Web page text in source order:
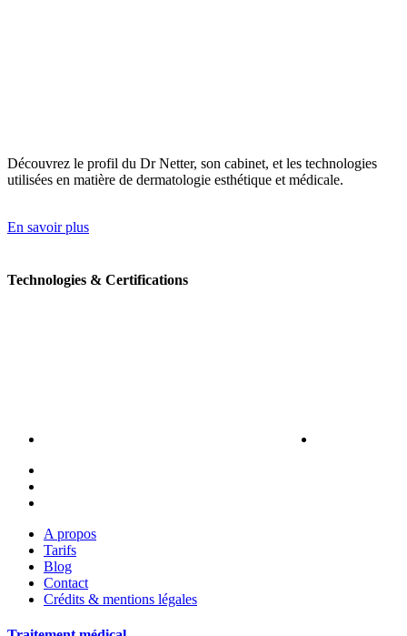
Découvrez le profil du Dr Netter, son cabinet, et les technologies
utilisées en matière de dermatologie esthétique et médicale.
En savoir plus
Technologies & Certifications
A propos
Tarifs
Blog
Contact
Crédits & mentions légales